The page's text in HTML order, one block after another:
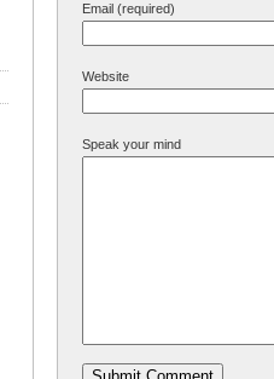
Email (required)
Website
Speak your mind